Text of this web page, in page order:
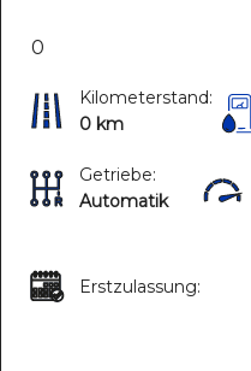
0
Kilometerstand:
0 km
Getriebe:
Automatik
Erstzulassung: